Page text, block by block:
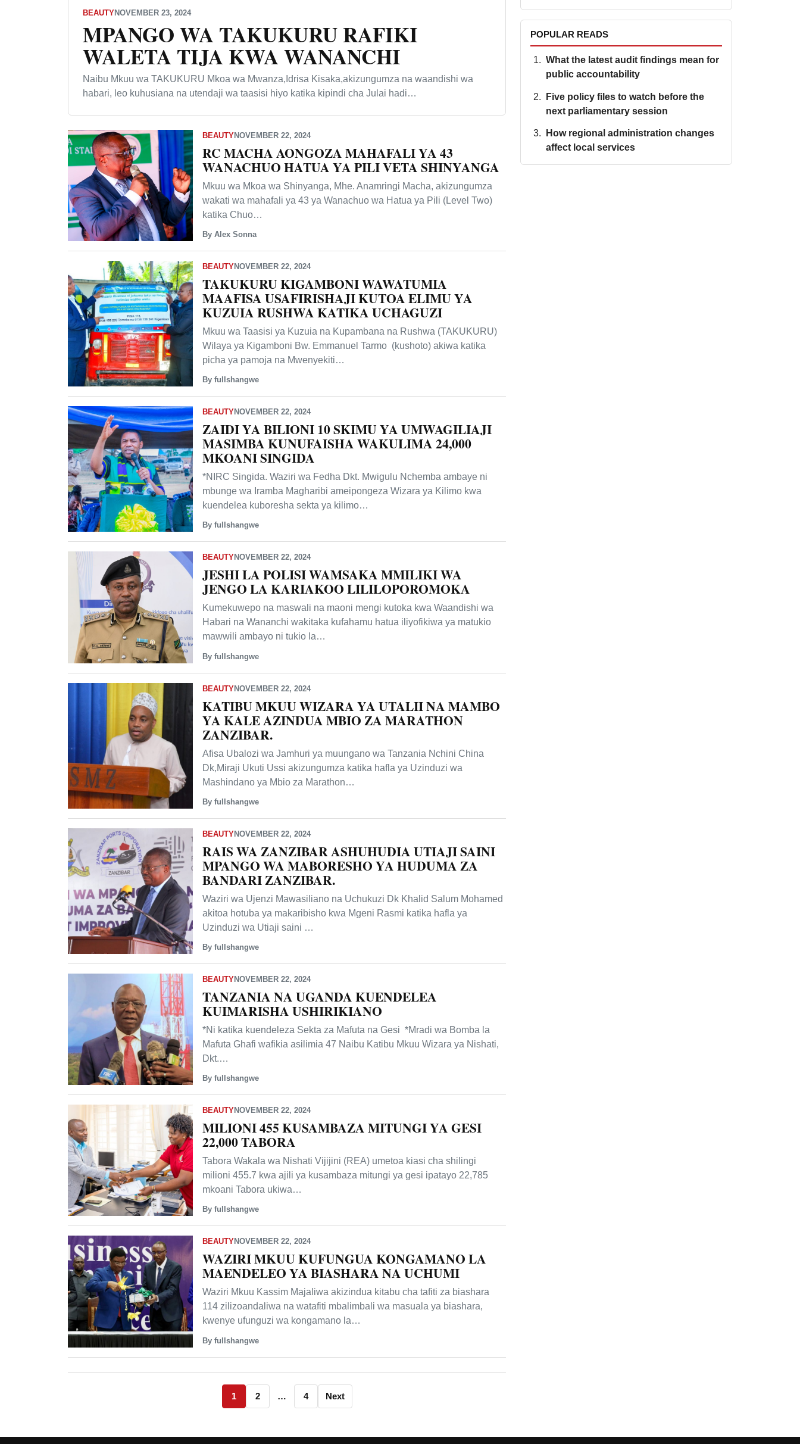
BEAUTYNOVEMBER 23, 2024
MPANGO WA TAKUKURU RAFIKI
WALETA TIJA KWA WANANCHI
Naibu Mkuu wa TAKUKURU Mkoa wa Mwanza,Idrisa Kisaka,akizungumza na waandishi wa
habari, leo kuhusiana na utendaji wa taasisi hiyo katika kipindi cha Julai hadi…
BEAUTYNOVEMBER 22, 2024
RC MACHA AONGOZA MAHAFALI YA 43
WANACHUO HATUA YA PILI VETA SHINYANGA
Mkuu wa Mkoa wa Shinyanga, Mhe. Anamringi Macha, akizungumza
wakati wa mahafali ya 43 ya Wanachuo wa Hatua ya Pili (Level Two)
katika Chuo…
By Alex Sonna
BEAUTYNOVEMBER 22, 2024
TAKUKURU KIGAMBONI WAWATUMIA
MAAFISA USAFIRISHAJI KUTOA ELIMU YA
KUZUIA RUSHWA KATIKA UCHAGUZI
Mkuu wa Taasisi ya Kuzuia na Kupambana na Rushwa (TAKUKURU)
Wilaya ya Kigamboni Bw. Emmanuel Tarmo (kushoto) akiwa katika
picha ya pamoja na Mwenyekiti…
By fullshangwe
BEAUTYNOVEMBER 22, 2024
ZAIDI YA BILIONI 10 SKIMU YA UMWAGILIAJI
MASIMBA KUNUFAISHA WAKULIMA 24,000
MKOANI SINGIDA
*NIRC Singida. Waziri wa Fedha Dkt. Mwigulu Nchemba ambaye ni
mbunge wa Iramba Magharibi ameipongeza Wizara ya Kilimo kwa
kuendelea kuboresha sekta ya kilimo…
By fullshangwe
BEAUTYNOVEMBER 22, 2024
JESHI LA POLISI WAMSAKA MMILIKI WA
JENGO LA KARIAKOO LILILOPOROMOKA
Kumekuwepo na maswali na maoni mengi kutoka kwa Waandishi wa
Habari na Wananchi wakitaka kufahamu hatua iliyofikiwa ya matukio
mawwili ambayo ni tukio la…
By fullshangwe
BEAUTYNOVEMBER 22, 2024
KATIBU MKUU WIZARA YA UTALII NA MAMBO
YA KALE AZINDUA MBIO ZA MARATHON
ZANZIBAR.
Afisa Ubalozi wa Jamhuri ya muungano wa Tanzania Nchini China
Dk,Miraji Ukuti Ussi akizungumza katika hafla ya Uzinduzi wa
Mashindano ya Mbio za Marathon…
By fullshangwe
BEAUTYNOVEMBER 22, 2024
RAIS WA ZANZIBAR ASHUHUDIA UTIAJI SAINI
MPANGO WA MABORESHO YA HUDUMA ZA
BANDARI ZANZIBAR.
Waziri wa Ujenzi Mawasiliano na Uchukuzi Dk Khalid Salum Mohamed
akitoa hotuba ya makaribisho kwa Mgeni Rasmi katika hafla ya
Uzinduzi wa Utiaji saini …
By fullshangwe
BEAUTYNOVEMBER 22, 2024
TANZANIA NA UGANDA KUENDELEA
KUIMARISHA USHIRIKIANO
*Ni katika kuendeleza Sekta za Mafuta na Gesi *Mradi wa Bomba la
Mafuta Ghafi wafikia asilimia 47 Naibu Katibu Mkuu Wizara ya Nishati,
Dkt.…
By fullshangwe
BEAUTYNOVEMBER 22, 2024
MILIONI 455 KUSAMBAZA MITUNGI YA GESI
22,000 TABORA
Tabora Wakala wa Nishati Vijijini (REA) umetoa kiasi cha shilingi
milioni 455.7 kwa ajili ya kusambaza mitungi ya gesi ipatayo 22,785
mkoani Tabora ukiwa…
By fullshangwe
BEAUTYNOVEMBER 22, 2024
WAZIRI MKUU KUFUNGUA KONGAMANO LA
MAENDELEO YA BIASHARA NA UCHUMI
Waziri Mkuu Kassim Majaliwa akizindua kitabu cha tafiti za biashara
114 zilizoandaliwa na watafiti mbalimbali wa masuala ya biashara,
kwenye ufunguzi wa kongamano la…
By fullshangwe
1 2 … 4 Next
POPULAR READS
What the latest audit findings mean for
public accountability
Five policy files to watch before the
next parliamentary session
How regional administration changes
affect local services